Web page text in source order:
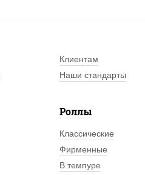
Клиентам
Наши стандарты
Роллы
Классические
Фирменные
В темпуре